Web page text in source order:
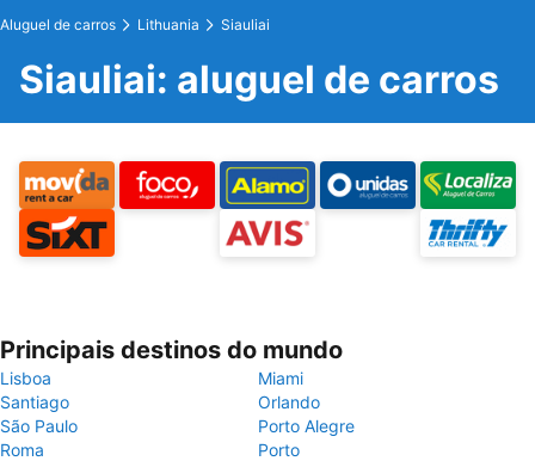
Aluguel de carros Lithuania Siauliai
Siauliai: aluguel de carros
Principais destinos do mundo
Lisboa
Miami
Santiago
Orlando
São Paulo
Porto Alegre
Roma
Porto